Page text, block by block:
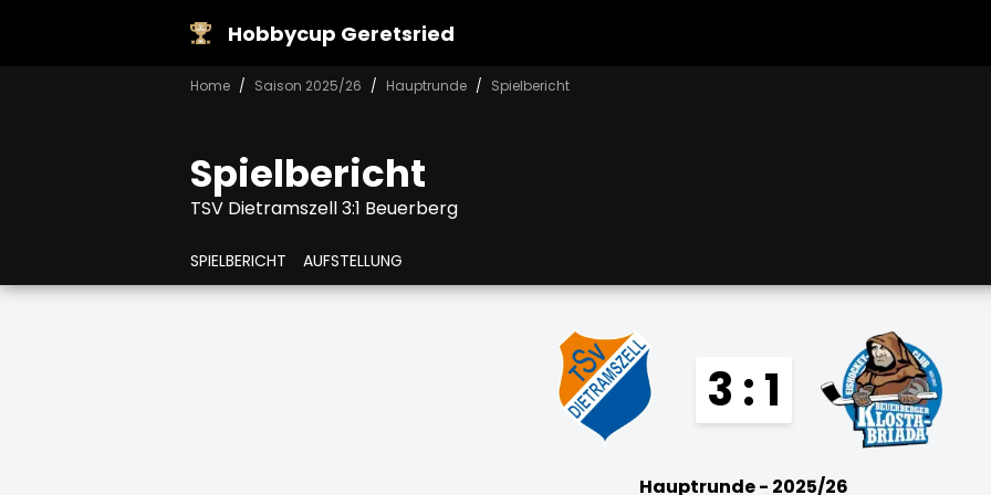
Hobbycup Geretsried
Home Saison 2025/26 Hauptrunde Spielbericht
Spielbericht
TSV Dietramszell 3:1 Beuerberg
SPIELBERICHT AUFSTELLUNG
3 : 1
Hauptrunde - 2025/26